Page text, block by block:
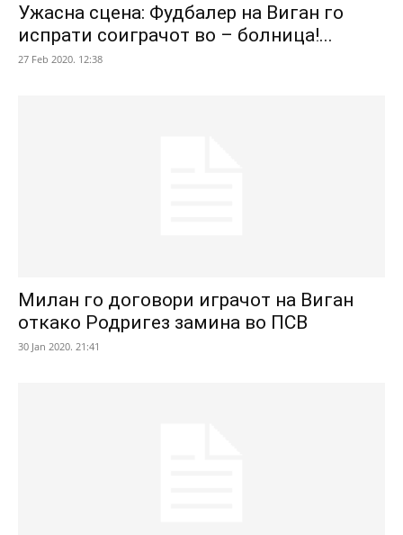
Ужасна сцена: Фудбалер на Виган го
испрати соиграчот во – болница!...
27 Feb 2020. 12:38
Милан го договори играчот на Виган
откако Родригез замина во ПСВ
30 Jan 2020. 21:41